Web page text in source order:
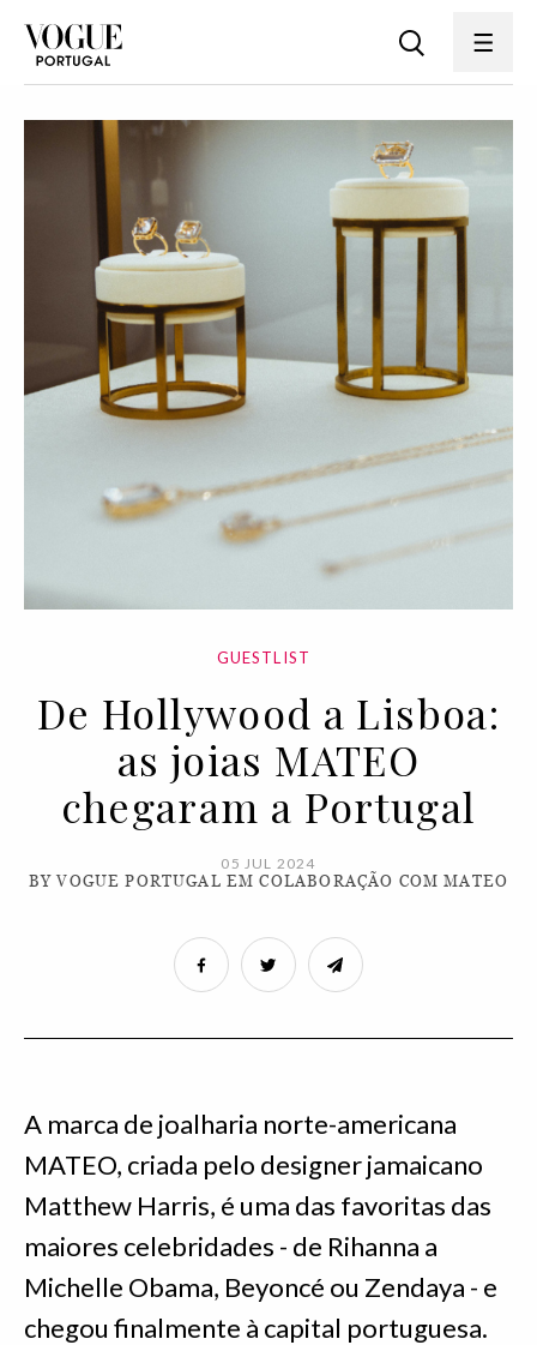
GUESTLIST
De Hollywood a Lisboa:
as joias MATEO
chegaram a Portugal
05 JUL 2024
BY VOGUE PORTUGAL EM COLABORAÇÃO COM MATEO
A marca de joalharia norte-americana
MATEO, criada pelo designer jamaicano
Matthew Harris, é uma das favoritas das
maiores celebridades - de Rihanna a
Michelle Obama, Beyoncé ou Zendaya - e
chegou finalmente à capital portuguesa.